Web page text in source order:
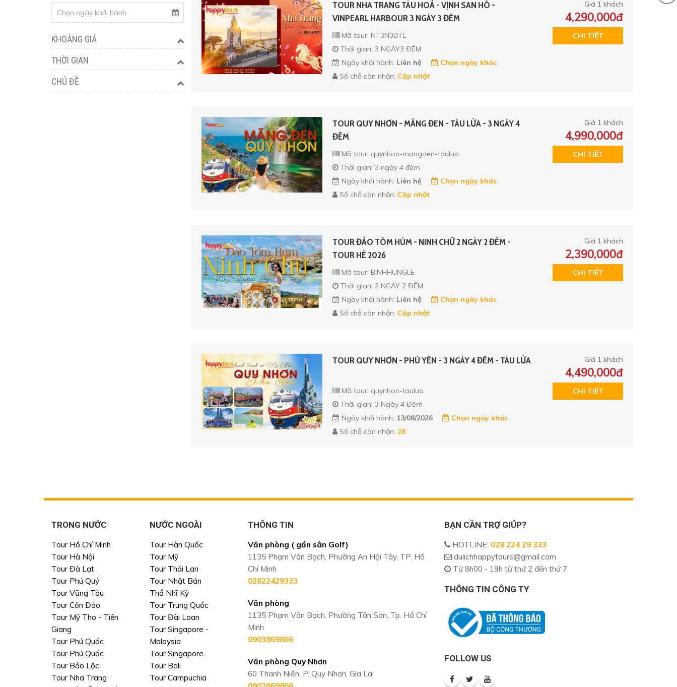
KHOẢNG GIÁ
THỜI GIAN
CHỦ ĐỀ
TOUR NHA TRANG TÀU HOẢ - VỊNH SAN HÔ -
VINPEARL HARBOUR 3 NGÀY 3 ĐÊM
Mã tour: NT3N3DTL
Thời gian: 3 NGÀY3 ĐÊM
Ngày khởi hành: Liên hệ
Chọn ngày khác
Số chỗ còn nhận: Cập nhật
Giá 1 khách
4,290,000đ
CHI TIẾT
TOUR QUY NHƠN - MĂNG ĐEN - TÀU LỬA - 3 NGÀY 4
ĐÊM
Mã tour: quynhon-mangden-taulua
Thời gian: 3 ngày 4 đêm
Ngày khởi hành: Liên hệ
Chọn ngày khác
Số chỗ còn nhận: Cập nhật
Giá 1 khách
4,990,000đ
CHI TIẾT
TOUR ĐẢO TÔM HÙM - NINH CHỮ 2 NGÀY 2 ĐÊM -
TOUR HÈ 2026
Mã tour: BINHHUNGLE
Thời gian: 2 NGÀY 2 ĐÊM
Ngày khởi hành: Liên hệ
Chọn ngày khác
Số chỗ còn nhận: Cập nhật
Giá 1 khách
2,390,000đ
CHI TIẾT
TOUR QUY NHƠN - PHÚ YÊN - 3 NGÀY 4 ĐÊM - TÀU LỬA
Mã tour: quynhon-taulua
Thời gian: 3 Ngày 4 Đêm
Ngày khởi hành: 13/08/2026
Chọn ngày khác
Số chỗ còn nhận: 28
Giá 1 khách
4,490,000đ
CHI TIẾT
TRONG NƯỚC
Tour Hồ Chí Minh
Tour Hà Nội
Tour Đà Lạt
Tour Phú Quý
Tour Vũng Tàu
Tour Côn Đảo
Tour Mỹ Tho - Tiền
Giang
Tour Phú Quốc
Tour Phú Quốc
Tour Bảo Lộc
Tour Nha Trang
NƯỚC NGOÀI
Tour Hàn Quốc
Tour Mỹ
Tour Thái Lan
Tour Nhật Bản
Thổ Nhĩ Kỳ
Tour Trung Quốc
Tour Đài Loan
Tour Singapore -
Malaysia
Tour Singapore
Tour Bali
Tour Campuchia
THÔNG TIN
Văn phòng ( gần sân Golf)
1135 Phạm Văn Bạch, Phường An Hội Tây, TP. Hồ
Chí Minh
02822429333
Văn phòng
1135 Phạm Văn Bạch, Phường Tân Sơn, Tp. Hồ Chí
Minh
0903869866
Văn phòng Quy Nhơn
60 Thanh Niên, P. Quy Nhơn, Gia Lai
BẠN CẦN TRỢ GIÚP?
HOTLINE: 028 224 29 333
dulichhappytours@gmail.com
Từ 8h00 - 19h từ thứ 2 đến thứ 7
THÔNG TIN CÔNG TY
FOLLOW US